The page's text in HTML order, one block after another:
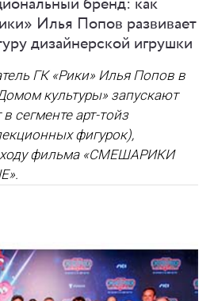
Илья Попов развивает
дизайнерской игрушки
ГК «Рики» Илья Попов в
культуры» запускают
сегменте арт-тойз
фигурок),
фильма «СМЕШАРИКИ